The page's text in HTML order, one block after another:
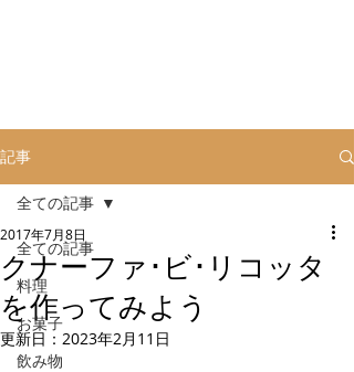
記事
全ての記事
料理
お菓子
飲み物
全ての記事
クナーファ･ビ･リコッタ
を作ってみよう
2017年7月8日
更新日： 2023年2月11日